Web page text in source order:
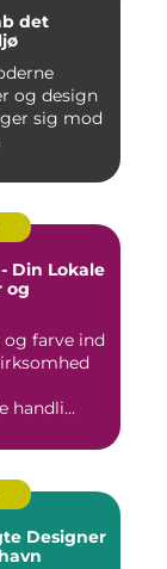
det
og design
sig mod
Din Lokale
og
farve ind
handli...
Designer